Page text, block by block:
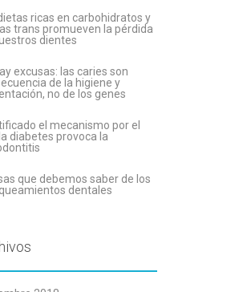
dietas ricas en carbohidratos y
trans promueven la pérdida
dientes
excusas: las caries son
de la higiene y
no de los genes
el mecanismo por el
diabetes provoca la
que debemos saber de los
dentales